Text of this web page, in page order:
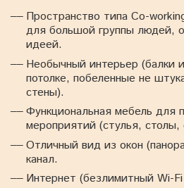
Пространство типа Co-
для большой группы людей,
идеей.
Необычный интерьер (балки
потолке, побеленные не
стены).
Функциональная мебель для
мероприятий (стулья, столы,
Отличный вид из окон
канал.
Интернет (безлимитный Wi-